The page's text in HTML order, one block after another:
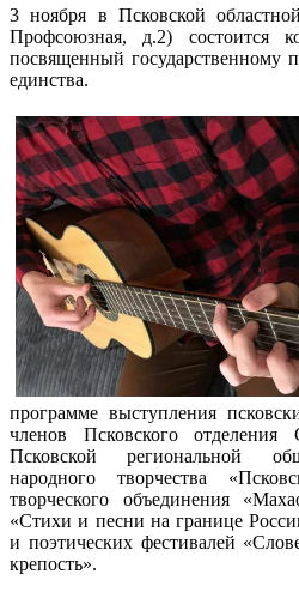
3 ноября в Псковской
Профсоюзная, д.2) состоится
посвященный государственному
единства.
программе выступления
членов Псковского отделения
Псковской региональной
народного творчества
творческого объединения
«Стихи и песни на границе
и поэтических фестивалей
крепость».